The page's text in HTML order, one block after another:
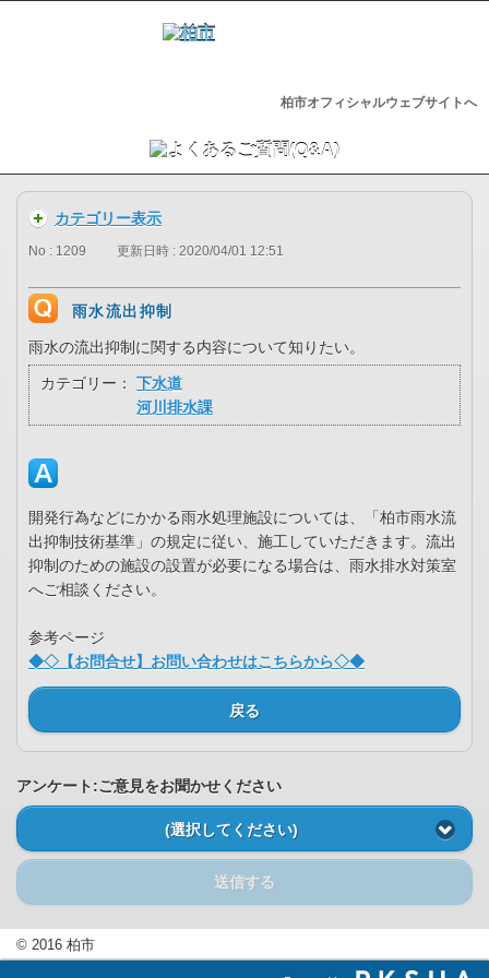
柏市オフィシャルウェブサイトへ
カテゴリー表示
No : 1209 更新日時 : 2020/04/01 12:51
雨水流出抑制
雨水の流出抑制に関する内容について知りたい。
カテゴリー：
下水道
河川排水課
開発行為などにかかる雨水処理施設については、「柏市雨水流
出抑制技術基準」の規定に従い、施工していただきます。流出
抑制のための施設の設置が必要になる場合は、雨水排水対策室
へご相談ください。
参考ページ
◆◇【お問合せ】お問い合わせはこちらから◇◆
戻る
アンケート:ご意見をお聞かせください
(選択してください)
送信する
© 2016 柏市